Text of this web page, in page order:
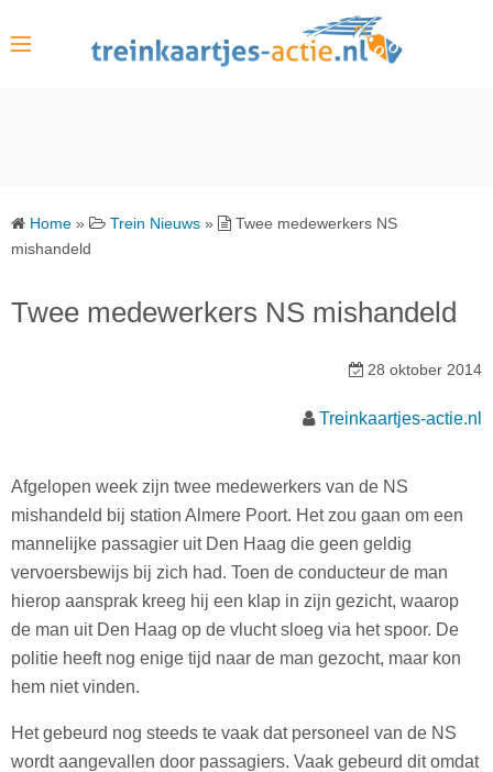
Home » Trein Nieuws »
Twee medewerkers NS
mishandeld
Twee medewerkers NS mishandeld
28 oktober 2014
Treinkaartjes-actie.nl
Afgelopen week zijn twee medewerkers van de NS
mishandeld bij station Almere Poort. Het zou gaan om een
mannelijke passagier uit Den Haag die geen geldig
vervoersbewijs bij zich had. Toen de conducteur de man
hierop aansprak kreeg hij een klap in zijn gezicht, waarop
de man uit Den Haag op de vlucht sloeg via het spoor. De
politie heeft nog enige tijd naar de man gezocht, maar kon
hem niet vinden.
Het gebeurd nog steeds te vaak dat personeel van de NS
wordt aangevallen door passagiers. Vaak gebeurd dit omdat